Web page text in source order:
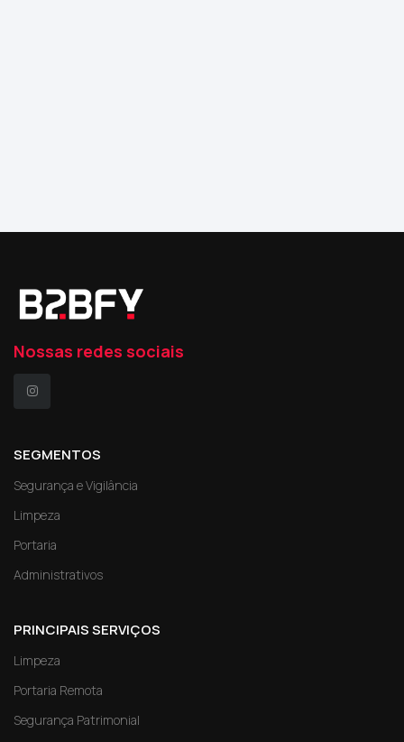
Nossas redes sociais
SEGMENTOS
Segurança e Vigilância
Limpeza
Portaria
Administrativos
PRINCIPAIS SERVIÇOS
Limpeza
Portaria Remota
Segurança Patrimonial